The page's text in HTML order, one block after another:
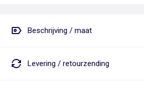
Beschrijving / maat
Levering / retourzending